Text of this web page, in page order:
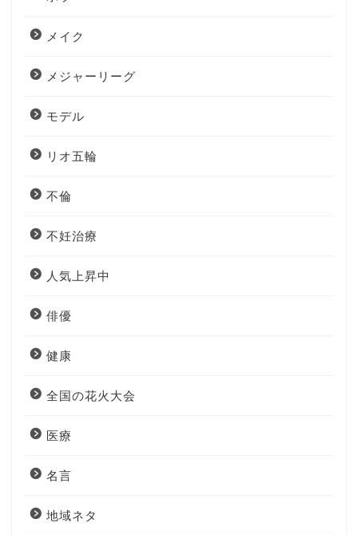
メイク
メジャーリーグ
モデル
リオ五輪
不倫
不妊治療
人気上昇中
俳優
健康
全国の花火大会
医療
名言
地域ネタ